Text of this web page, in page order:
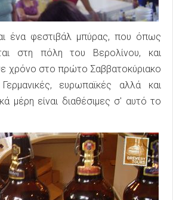
ένα φεστιβάλ μπύρας, που όπως
στη πόλη του Βερολίνου, και
χρόνο στο πρώτο Σαββατοκύριακο
ευρωπαϊκές αλλά και
μέρη είναι διαθέσιμες σ' αυτό το